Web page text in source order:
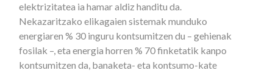
elektrizitatea ia hamar aldiz handitu da.
Nekazaritzako elikagaien sistemak munduko
energiaren % 30 inguru kontsumitzen du – gehienak
fosilak –, eta energia horren % 70 finketatik kanpo
kontsumitzen da, banaketa- eta kontsumo-kate